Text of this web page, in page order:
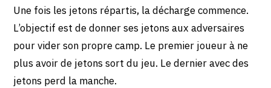
Une fois les jetons répartis, la décharge commence.
L’objectif est de donner ses jetons aux adversaires
pour vider son propre camp. Le premier joueur à ne
plus avoir de jetons sort du jeu. Le dernier avec des
jetons perd la manche.